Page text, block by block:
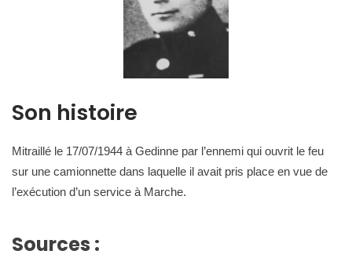
Son histoire
Mitraillé le 17/07/1944 à Gedinne par l’ennemi qui ouvrit le feu
sur une camionnette dans laquelle il avait pris place en vue de
l’exécution d’un service à Marche.
Sources :